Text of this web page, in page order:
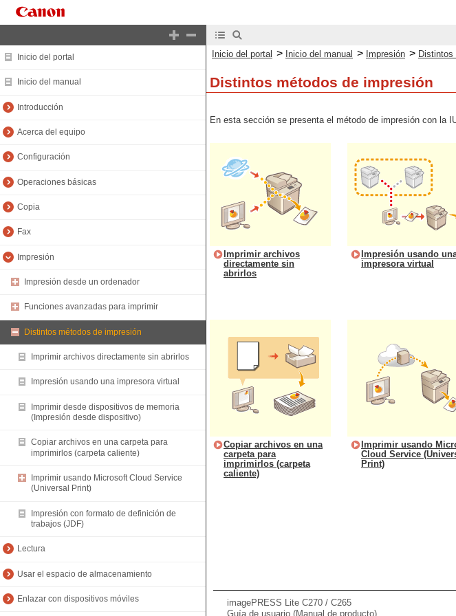
Inicio del portal
Inicio del manual
Introducción
Acerca del equipo
Configuración
Operaciones básicas
Copia
Fax
Impresión
Impresión desde un ordenador
Funciones avanzadas para imprimir
Distintos métodos de impresión
Imprimir archivos directamente sin abrirlos
Impresión usando una impresora virtual
Imprimir desde dispositivos de memoria
(Impresión desde dispositivo)
Copiar archivos en una carpeta para
imprimirlos (carpeta caliente)
Imprimir usando Microsoft Cloud Service
(Universal Print)
Impresión con formato de definición de
trabajos (JDF)
Lectura
Usar el espacio de almacenamiento
Enlazar con dispositivos móviles
Inicio del portal > Inicio del manual > Impresión > Distintos
Distintos métodos de impresión
En esta sección se presenta el método de impresión con la
Imprimir archivos
directamente sin
abrirlos
Impresión usando
impresora virtual
Copiar archivos en una
carpeta para
imprimirlos (carpeta
caliente)
Imprimir usando
Cloud Service
Print)
imagePRESS Lite C270 / C265
Guía de usuario (Manual de producto)